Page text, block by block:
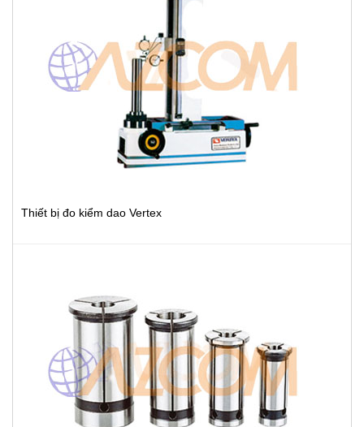
Thiết bị đo kiểm dao Vertex